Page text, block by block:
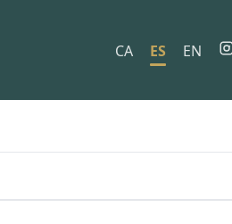
CA ES EN